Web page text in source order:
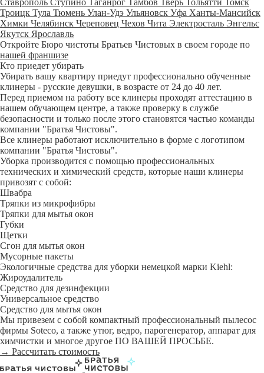
Ставрополь Ступино Таганрог Тамбов Тверь Тольятти Томск
Троицк Тула Тюмень Улан-Удэ Ульяновск Уфа Ханты-Мансийск
Химки Челябинск Череповец Чехов Чита Электросталь Энгельс
Якутск Ярославль
Откройте Бюро чистоты Братьев Чистовых в своем городе по
нашей франшизе
Кто приедет убирать
Убирать вашу квартиру приедут профессионально обученные
клинеры - русские девушки, в возрасте от 24 до 40 лет.
Перед приемом на работу все клинеры проходят аттестацию в
нашем обучающем центре, а также проверку в службе
безопасности и только после этого становятся частью команды
компании "Братья Чистовы".
Все клинеры работают исключительно в форме с логотипом
компании "Братья Чистовы".
Уборка производится с помощью профессиональных
технических и химический средств, которые наши клинеры
привозят с собой:
Швабра
Тряпки из микрофибры
Тряпки для мытья окон
Губки
Щетки
Сгон для мытья окон
Мусорные пакеты
Экологичные средства для уборки немецкой марки Kiehl:
Жироудалитель
Средство для дезинфекции
Универсальное средство
Средство для мытья окон
Мы привезем с собой компактный профессиональный пылесос
фирмы Soteco, а также утюг, ведро, парогенератор, аппарат для
химчистки и многое другое ПО ВАШЕЙ ПРОСЬБЕ.
→ Рассчитать стоимость